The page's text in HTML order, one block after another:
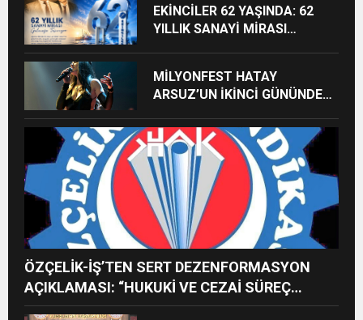
EKİNCİLER 62 YAŞINDA: 62
YILLIK SANAYİ MİRASI
MİLYONFEST HATAY
ARSUZ’UN İKİNCİ GÜNÜNDE
ALACAK
ÖZÇELİK-İŞ’TEN SERT DEZENFORMASYON
AÇIKLAMASI: “HUKUKİ VE CEZAİ SÜREÇ
BAŞLATILDI”